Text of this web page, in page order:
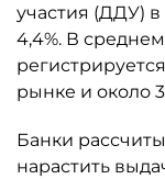
участия (ДДУ) в
4,4%. В
рынке и около
Банки
нарастить